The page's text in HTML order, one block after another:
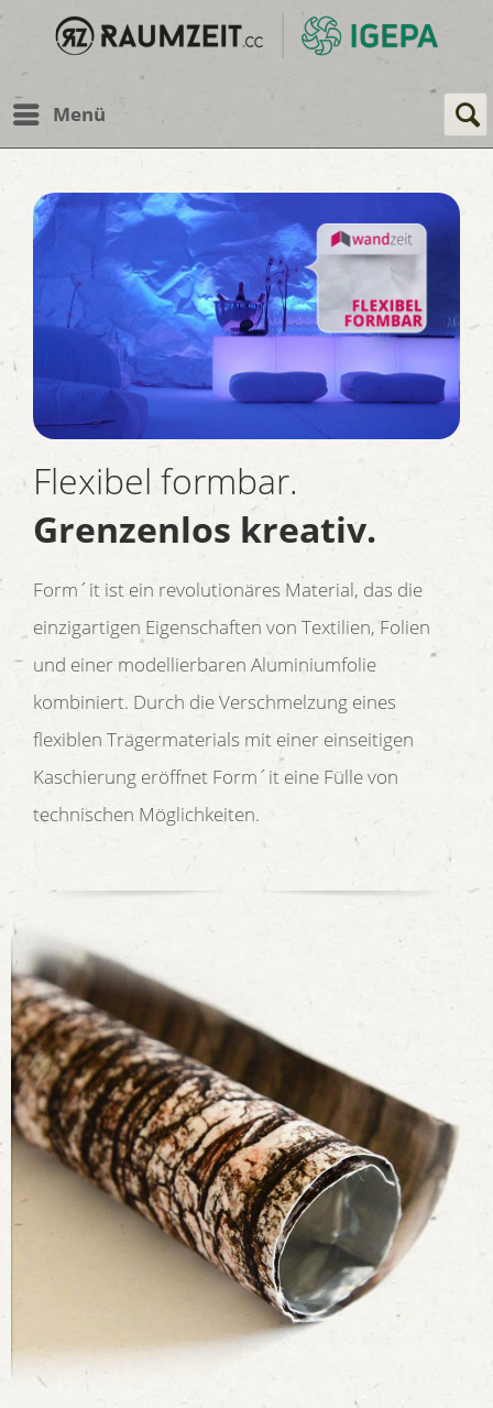
Menü
Flexibel formbar.
Grenzenlos kreativ.
Form´it ist ein revolutionäres Material, das die
einzigartigen Eigenschaften von Textilien, Folien
und einer modellierbaren Aluminiumfolie
kombiniert. Durch die Verschmelzung eines
flexiblen Trägermaterials mit einer einseitigen
Kaschierung eröffnet Form´it eine Fülle von
technischen Möglichkeiten.